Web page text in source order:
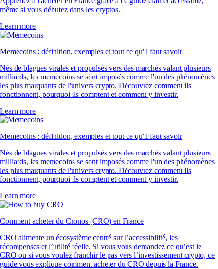
même si vous débutez dans les cryptos.
Learn more
Memecoins : définition, exemples et tout ce qu'il faut savoir
Nés de blagues virales et propulsés vers des marchés valant plusieurs
milliards, les memecoins se sont imposés comme l'un des phénomènes
les plus marquants de l'univers crypto. Découvrez comment ils
fonctionnent, pourquoi ils comptent et comment y investir.
Learn more
Memecoins : définition, exemples et tout ce qu'il faut savoir
Nés de blagues virales et propulsés vers des marchés valant plusieurs
milliards, les memecoins se sont imposés comme l'un des phénomènes
les plus marquants de l'univers crypto. Découvrez comment ils
fonctionnent, pourquoi ils comptent et comment y investir.
Learn more
Comment acheter du Cronos (CRO) en France
CRO alimente un écosystème centré sur l’accessibilité, les
récompenses et l’utilité réelle. Si vous vous demandez ce qu’est le
CRO ou si vous voulez franchir le pas vers l’investissement crypto, ce
guide vous explique comment acheter du CRO depuis la France.